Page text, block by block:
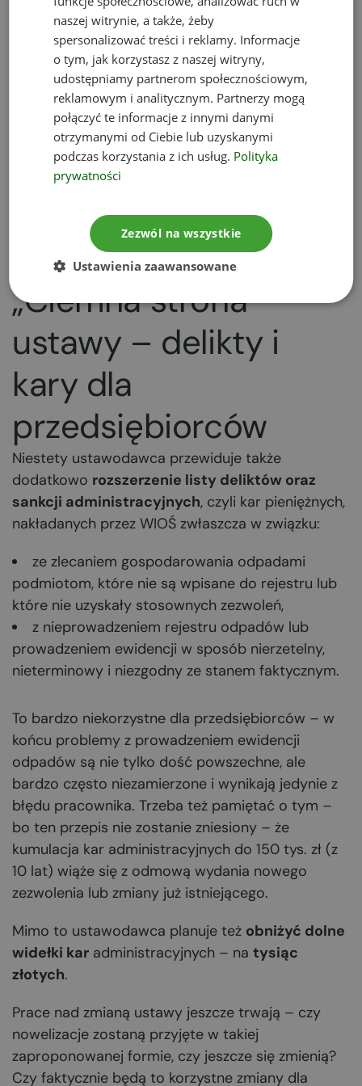
podnosiło to znacznie koszty prowadzenia
działalności. Ustawodawca uwzględnił ten
postulat i planujeznieść ten przepis.
Z drugiej strony przewiduje się nowe możliwości
„uszczelnienia systemu gospodarki odpadami” –
to m.in.skrócenie czasu na podjęcie
działalnościz zezwoleniem z dwóch lat na rok, co
ma ograniczyć takie sytuacje, w których
odpadów, podczas gdy żadne z nich przez długi
czas tam nie trafiają.
„Ciemna strona”
ustawy – delikty i
kary dla
przedsiębiorców
Niestety ustawodawca przewiduje także
dodatkowo rozszerzenie listy deliktów oraz
sankcji administracyjnych, czyli kar pieniężnych,
nakładanych przez WIOŚ zwłaszcza w związku:
ze zlecaniem gospodarowania odpadami
podmiotom, które nie są wpisane do rejestru lub
które nie uzyskały stosownych zezwoleń,
z nieprowadzeniem rejestru odpadów lub
prowadzeniem ewidencji w sposób nierzetelny,
nieterminowy i niezgodny ze stanem faktycznym.
To bardzo niekorzystne dla przedsiębiorców – w
końcu problemy z prowadzeniem ewidencji
odpadów są nie tylko dość powszechne, ale
bardzo często niezamierzone i wynikają jedynie z
błędu pracownika. Trzeba też pamiętać o tym –
bo ten przepis nie zostanie zniesiony – że
kumulacja kar administracyjnych do 150 tys. zł (z
10 lat) wiąże się z odmową wydania nowego
zezwolenia lub zmiany już istniejącego.
Mimo to ustawodawca planuje też obniżyć dolne
widełki kar administracyjnych – na tysiąc
złotych.
Prace nad zmianą ustawy jeszcze trwają – czy
nowelizacje zostaną przyjęte w takiej
zaproponowanej formie, czy jeszcze się zmienią?
Czy faktycznie będą to korzystne zmiany dla
naszej witrynie, a także, żeby
spersonalizować treści i reklamy. Informacje
o tym, jak korzystasz z naszej witryny,
udostępniamy partnerom społecznościowym,
reklamowym i analitycznym. Partnerzy mogą
połączyć te informacje z innymi danymi
otrzymanymi od Ciebie lub uzyskanymi
podczas korzystania z ich usług. Polityka
prywatności
Zezwól na wszystkie
Ustawienia zaawansowane